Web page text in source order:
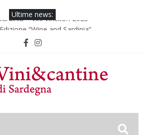
Ultime news:
– Vini Vincitori 2025
“Wine and Sardinia”
– Vini Vincitori 2024
“Wine and Sardinia”